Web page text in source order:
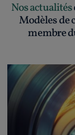
Nos actualités
Modèles de
membre